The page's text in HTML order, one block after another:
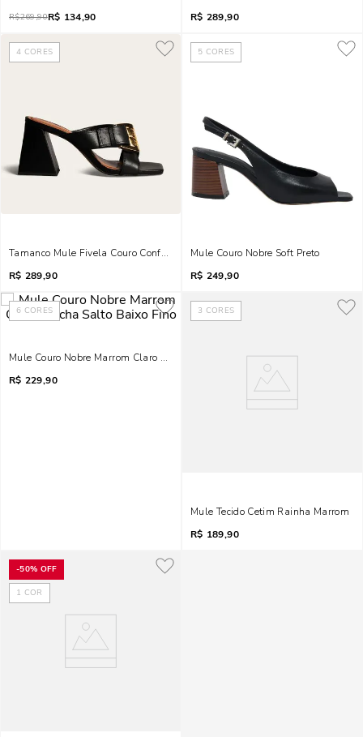
R$269,90R$ 134,90
R$ 289,90
4 CORES
Tamanco Mule Fivela Couro Confort Bico Quadrado Salto Grosso Preto
R$ 289,90
5 CORES
Mule Couro Nobre Soft Preto
R$ 249,90
6 CORES
Mule Couro Nobre Marrom Claro Mocha Salto Baixo Fino
R$ 229,90
3 CORES
Mule Tecido Cetim Rainha Marrom
R$ 189,90
-50% OFF
1 COR